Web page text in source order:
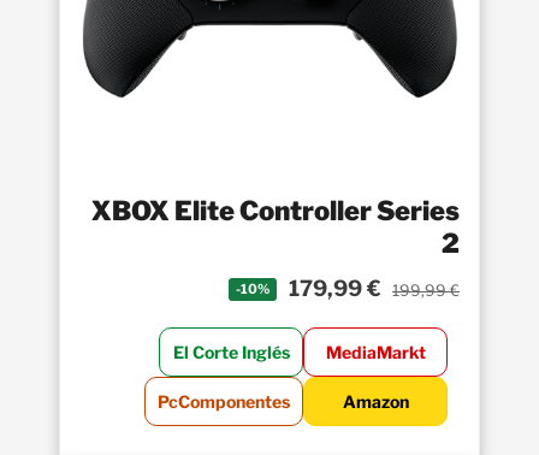
XBOX Elite Controller Series
2
-10% 179,99 € 199,99 €
El Corte Inglés MediaMarkt
PcComponentes Amazon